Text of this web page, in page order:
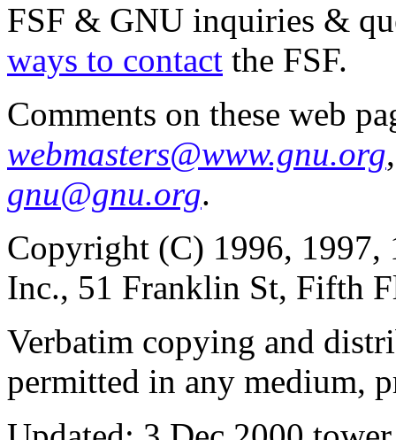
FSF & GNU inquiries &
ways to contact the FSF.
Comments on these web
webmasters@www.gnu.org
gnu@gnu.org.
Copyright (C) 1996, 1997,
Inc., 51 Franklin St, Fifth
Verbatim copying and
permitted in any medium,